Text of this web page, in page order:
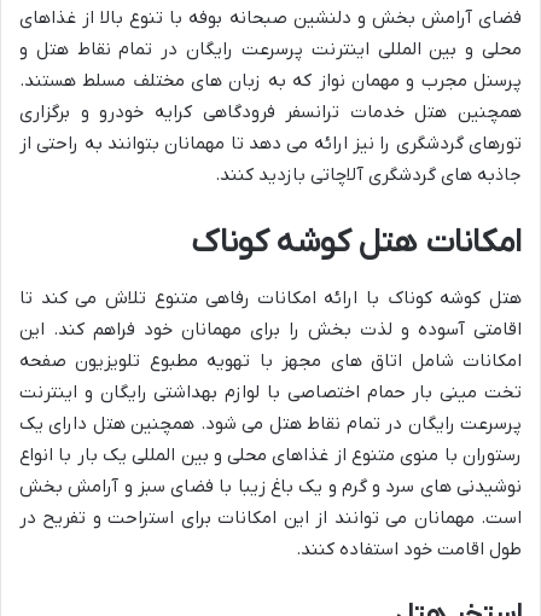
فضای آرامش بخش و دلنشین صبحانه بوفه با تنوع بالا از غذاهای
محلی و بین المللی اینترنت پرسرعت رایگان در تمام نقاط هتل و
پرسنل مجرب و مهمان نواز که به زبان های مختلف مسلط هستند.
همچنین هتل خدمات ترانسفر فرودگاهی کرایه خودرو و برگزاری
تورهای گردشگری را نیز ارائه می دهد تا مهمانان بتوانند به راحتی از
جاذبه های گردشگری آلاچاتی بازدید کنند.
امکانات هتل کوشه کوناک
هتل کوشه کوناک با ارائه امکانات رفاهی متنوع تلاش می کند تا
اقامتی آسوده و لذت بخش را برای مهمانان خود فراهم کند. این
امکانات شامل اتاق های مجهز با تهویه مطبوع تلویزیون صفحه
تخت مینی بار حمام اختصاصی با لوازم بهداشتی رایگان و اینترنت
پرسرعت رایگان در تمام نقاط هتل می شود. همچنین هتل دارای یک
رستوران با منوی متنوع از غذاهای محلی و بین المللی یک بار با انواع
نوشیدنی های سرد و گرم و یک باغ زیبا با فضای سبز و آرامش بخش
است. مهمانان می توانند از این امکانات برای استراحت و تفریح در
طول اقامت خود استفاده کنند.